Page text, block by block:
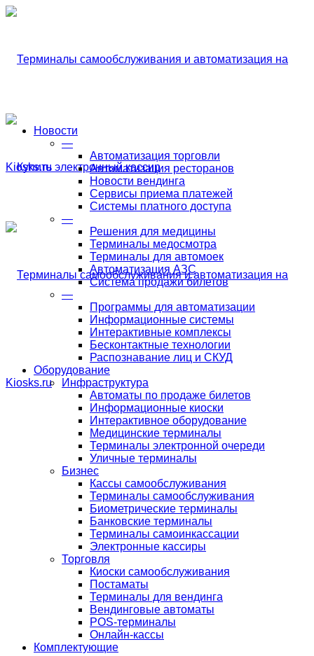
Новости
—
Автоматизация торговли
Автоматизация ресторанов
Новости вендинга
Сервисы приема платежей
Системы платного доступа
—
Решения для медицины
Терминалы медосмотра
Терминалы для автомоек
Автоматизация АЗС
Система продажи билетов
—
Программы для автоматизации
Информационные системы
Интерактивные комплексы
Бесконтактные технологии
Распознавание лиц и СКУД
Оборудование
Инфраструктура
Автоматы по продаже билетов
Информационные киоски
Интерактивное оборудование
Медицинские терминалы
Терминалы электронной очереди
Уличные терминалы
Бизнес
Кассы самообслуживания
Терминалы самообслуживания
Биометрические терминалы
Банковские терминалы
Терминалы самоинкассации
Электронные кассиры
Торговля
Киоски самообслуживания
Постаматы
Терминалы для вендинга
Вендинговые автоматы
POS-терминалы
Онлайн-кассы
Комплектующие